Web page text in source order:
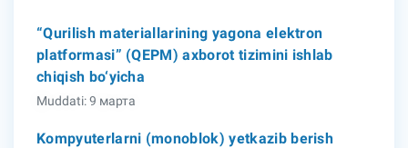
“Qurilish materiallarining yagona elektron
platformasi” (QEPM) axborot tizimini ishlab
chiqish bo‘yicha
Muddati: 9 марта
Kompyuterlarni (monoblok) yetkazib berish